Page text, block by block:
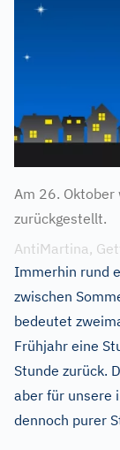
Am 26. Oktober
zurückgestellt.
AntiMartina,
Immerhin rund
zwischen
bedeutet
Frühjahr eine
Stunde zurück.
aber für unsere
dennoch purer